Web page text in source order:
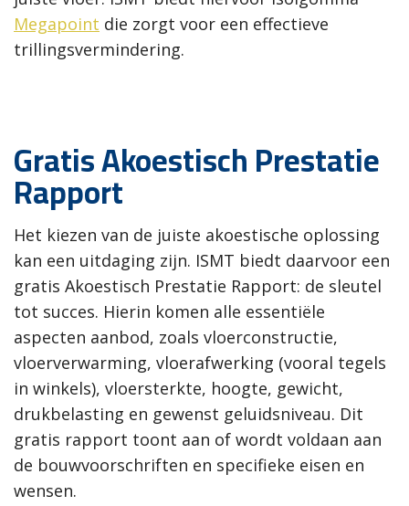
Megapoint die zorgt voor een effectieve
trillingsvermindering.
Gratis Akoestisch Prestatie
Rapport
Het kiezen van de juiste akoestische oplossing
kan een uitdaging zijn. ISMT biedt daarvoor een
gratis Akoestisch Prestatie Rapport: de sleutel
tot succes. Hierin komen alle essentiële
aspecten aanbod, zoals vloerconstructie,
vloerverwarming, vloerafwerking (vooral tegels
in winkels), vloersterkte, hoogte, gewicht,
drukbelasting en gewenst geluidsniveau. Dit
gratis rapport toont aan of wordt voldaan aan
de bouwvoorschriften en specifieke eisen en
wensen.